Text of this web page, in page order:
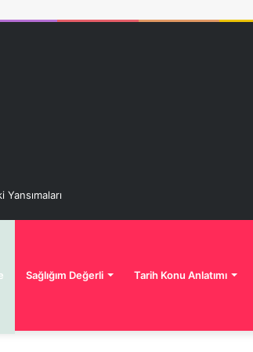
Sağlığım Değerli Tarih Konu Anlatımı